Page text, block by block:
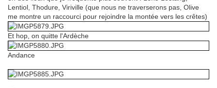
Lentiol, Thodure, Viriville (que nous ne traverserons pas, Olive
me montre un raccourci pour rejoindre la montée vers les crêtes)
Et hop, on quitte l'Ardèche
Andance